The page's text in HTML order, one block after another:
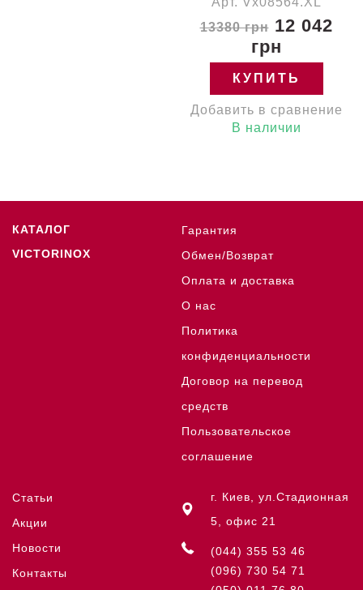
13380 грн12 042
грн
КУПИТЬ
Добавить в сравнение
В наличии
КАТАЛОГ
VICTORINOX
Гарантия
Обмен/Возврат
Оплата и доставка
О нас
Политика
конфиденциальности
Договор на перевод
средств
Пользовательское
соглашение
Статьи
Акции
Новости
Контакты
г. Киев, ул.Стадионная
5, офис 21
(044) 355 53 46
(096) 730 54 71